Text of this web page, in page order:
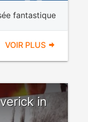
fantastique
VOIR PLUS
in